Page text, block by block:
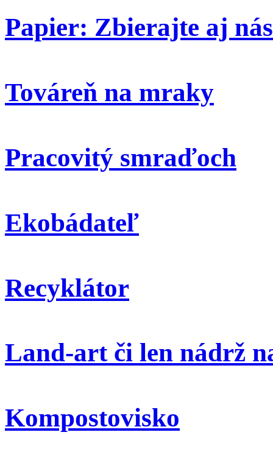
Papier: Zbierajte aj
Továreň na mraky
Pracovitý smraďoch
Ekobádateľ
Recyklátor
Land-art či len nádrž
Kompostovisko